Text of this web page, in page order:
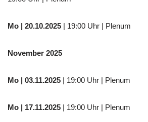
Mo | 20.10.2025 | 19:00 Uhr | Plenum
November 2025
Mo | 03.11.2025 | 19:00 Uhr | Plenum
Mo | 17.11.2025 | 19:00 Uhr | Plenum